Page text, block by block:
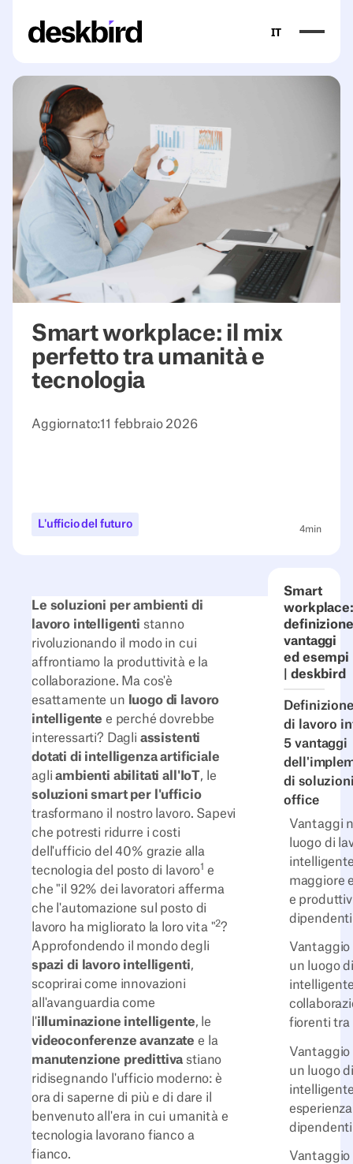
IT
Smart workplace: il mix
perfetto tra umanità e
tecnologia
Aggiornato:11 febbraio 2026
L'ufficio del futuro 4min
Smart
workplace:
definizione
vantaggi
ed esempi
| deskbird
di lavoro
5 vantaggi
di
office
Vantaggi
luogo di
maggiore
e
dipendenti
Vantaggio
un luogo
fiorenti tra
Vantaggio
un luogo
dipendenti
Vantaggio
Le soluzioni per ambienti di
lavoro intelligenti stanno
rivoluzionando il modo in cui
affrontiamo la produttività e la
collaborazione. Ma cos'è
esattamente un
luogo di lavoro
intelligente e perché dovrebbe
interessarti? Dagli assistenti
dotati di intelligenza artificiale
agliambienti abilitati all'IoT, le
soluzioni smart per l'ufficio
trasformano il nostro lavoro. Sapevi
che potresti ridurre i costi
dell'ufficio del 40% grazie alla
tecnologia del posto di lavoro1 e
che "il 92% dei lavoratori afferma
che l'automazione sul posto di
lavoro ha migliorato la loro vita "2?
Approfondendo il mondo degli
spazi di lavoro intelligenti,
scoprirai come innovazioni
all'avanguardia come
l'illuminazione intelligente, le
videoconferenze avanzate e la
manutenzione predittiva stiano
ridisegnando l'ufficio moderno: è
ora di saperne di più e di dare il
benvenuto all'era in cui umanità e
tecnologia lavorano fianco a
fianco.